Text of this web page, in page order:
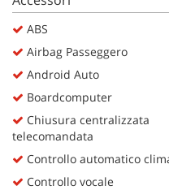
ABS
Airbag Passeggero
Android Auto
Boardcomputer
Chiusura centralizzata
telecomandata
Controllo automatico
Controllo vocale
questi
strumenti
di
tracciamento
si
rimanda
alla
cookie
policy.
Puoi
rivedere